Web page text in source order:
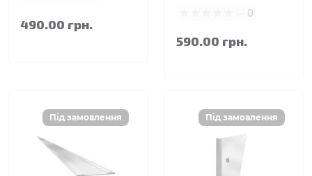
490.00 грн.
0
590.00 грн.